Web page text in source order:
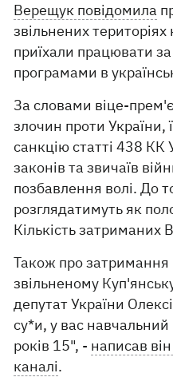
Верещук повідомила
звільнених територіях
приїхали працювати
програмами в
За словами віце-
злочин проти України,
санкцію статті 438
законів та звичаїв
позбавлення волі. До
розглядатимуть як
Кількість
Також про затримання
звільненому
депутат України
су*и, у вас навчальний
років 15", - написав
каналі.